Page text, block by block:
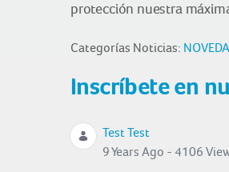
protección nuestra
Categorías Noticias:
Inscríbete en
Test Test
9 Years Ago - 4106